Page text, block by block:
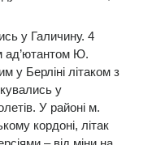
у Галичину. 4
ад’ютантом Ю.
у Берліні літаком з
у
У районі м.
кордоні, літак